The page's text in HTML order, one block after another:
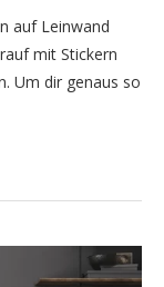
auf Leinwand
mit Stickern
Um dir genaus so